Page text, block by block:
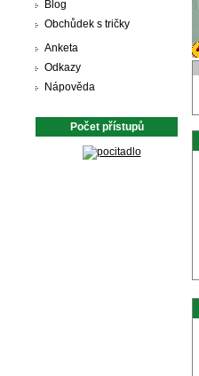
Blog
Obchůdek s tričky
Anketa
Odkazy
Nápověda
Počet přístupů